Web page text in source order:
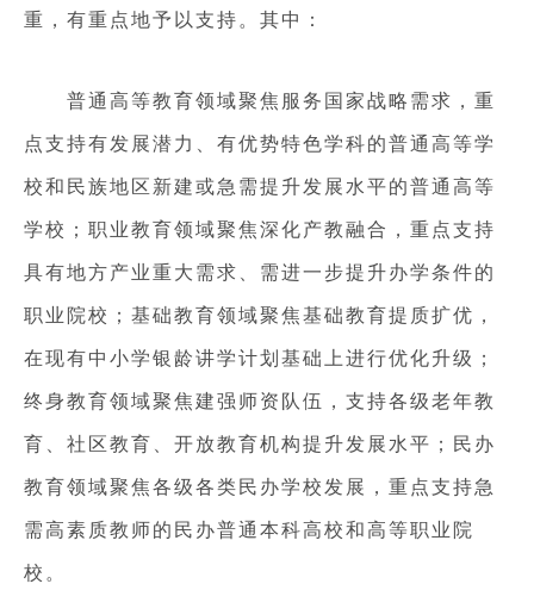
重，有重点地予以支持。其中：
普通高等教育领域聚焦服务国家战略需求，重
点支持有发展潜力、有优势特色学科的普通高等学
校和民族地区新建或急需提升发展水平的普通高等
学校；职业教育领域聚焦深化产教融合，重点支持
具有地方产业重大需求、需进一步提升办学条件的
职业院校；基础教育领域聚焦基础教育提质扩优，
在现有中小学银龄讲学计划基础上进行优化升级；
终身教育领域聚焦建强师资队伍，支持各级老年教
育、社区教育、开放教育机构提升发展水平；民办
教育领域聚焦各级各类民办学校发展，重点支持急
需高素质教师的民办普通本科高校和高等职业院
校。